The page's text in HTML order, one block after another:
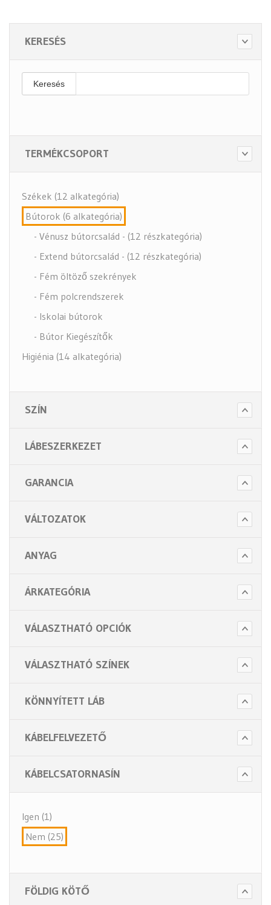
KERESÉS
Keresés
TERMÉKCSOPORT
Székek (12 alkategória)
Bútorok (6 alkategória)
- Vénusz bútorcsalád - (12 részkategória)
- Extend bútorcsalád - (12 részkategória)
- Fém öltöző szekrények
- Fém polcrendszerek
- Iskolai bútorok
- Bútor Kiegészítők
Higiénia (14 alkategória)
SZÍN
LÁBESZERKEZET
GARANCIA
VÁLTOZATOK
ANYAG
ÁRKATEGÓRIA
VÁLASZTHATÓ OPCIÓK
VÁLASZTHATÓ SZÍNEK
KÖNNYÍTETT LÁB
KÁBELFELVEZETŐ
KÁBELCSATORNASÍN
Igen (1)
Nem (25)
FÖLDIG KÖTŐ